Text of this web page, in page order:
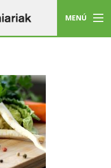
MENÚ